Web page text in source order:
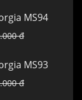
MS94
đ
MS93
đ